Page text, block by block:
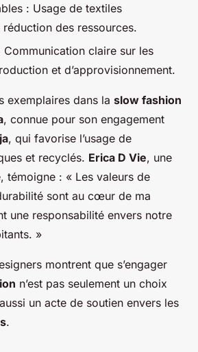
: Usage de textiles
des ressources.
Communication claire sur les
et d’approvisionnement.
exemplaires dans la slow fashion
, connue pour son engagement
, qui favorise l’usage de
et recyclés. Erica D Vie, une
témoigne : « Les valeurs de
sont au cœur de ma
une responsabilité envers notre
»
montrent que s’engager
n’est pas seulement un choix
un acte de soutien envers les
.